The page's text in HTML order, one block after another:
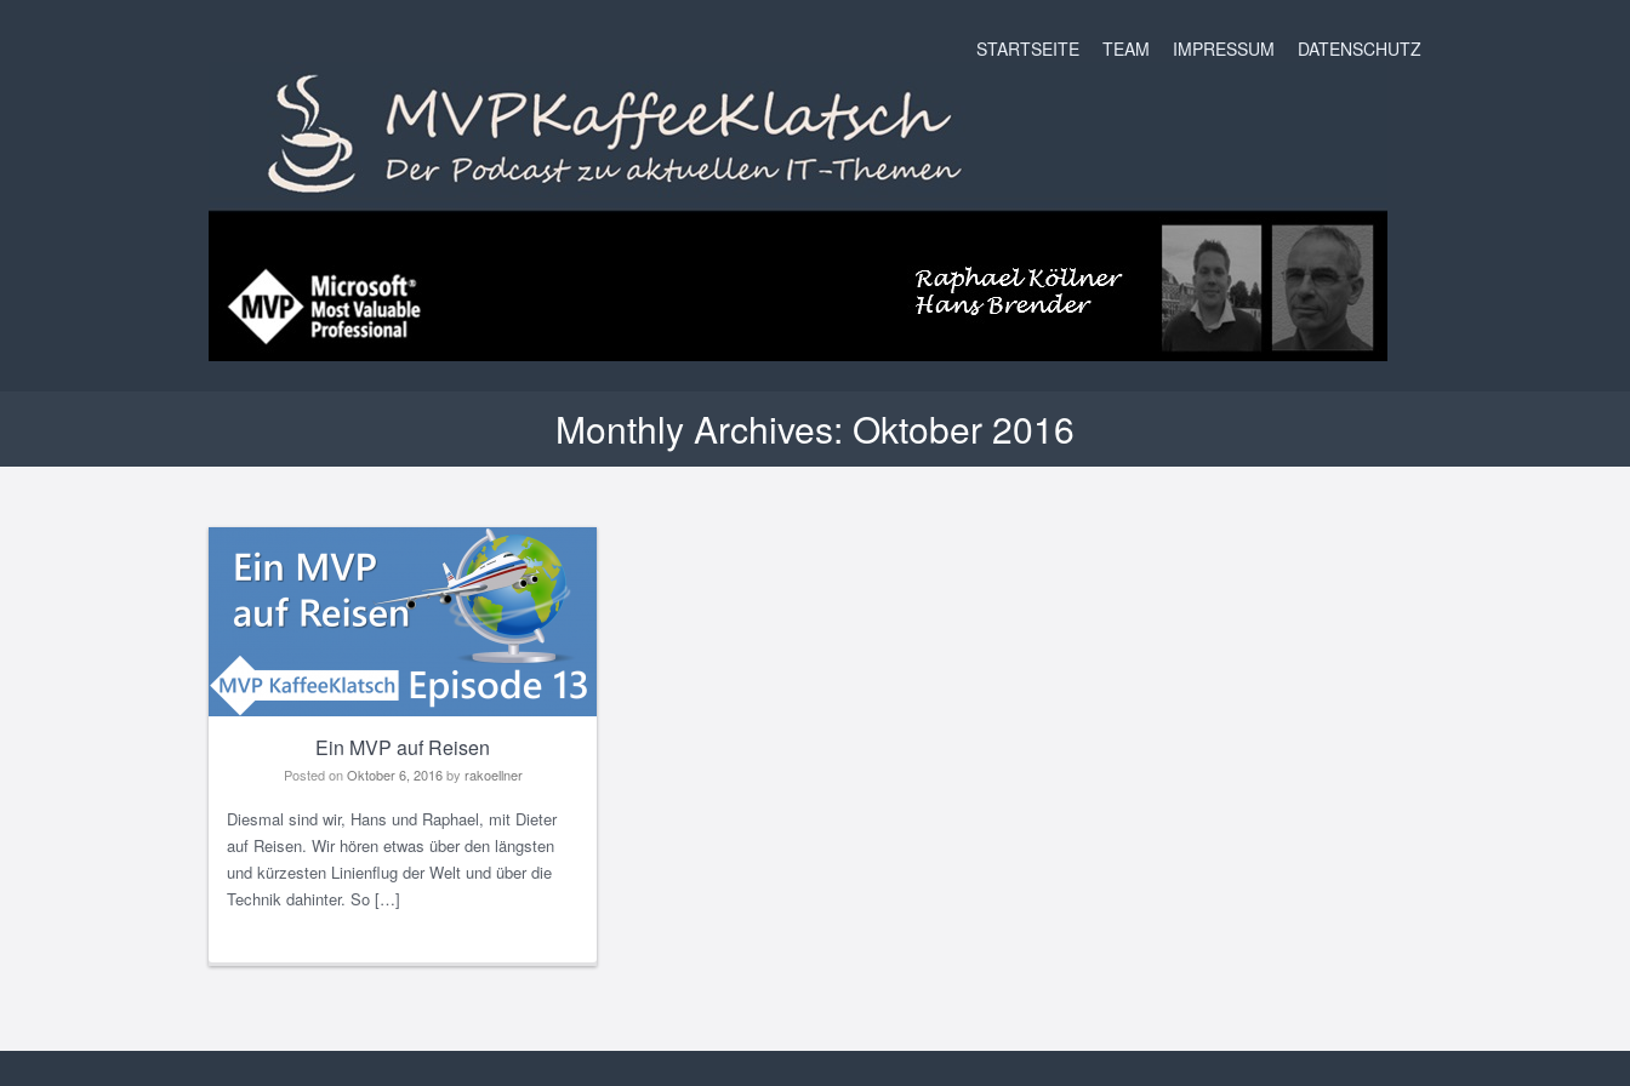
Menu
Skip to content
STARTSEITE TEAM IMPRESSUM DATENSCHUTZ
Monthly Archives: Oktober 2016
Ein MVP auf Reisen
Posted onOktober 6, 2016by rakoellner
Diesmal sind wir, Hans und Raphael, mit Dieter
auf Reisen. Wir hören etwas über den längsten
und kürzesten Linienflug der Welt und über die
Technik dahinter. So […]